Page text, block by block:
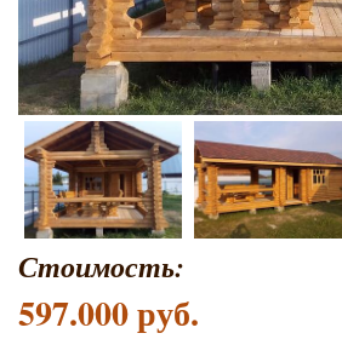
Стоимость:
597.000 руб.